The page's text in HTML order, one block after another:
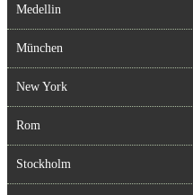
Medellin
München
New York
Rom
Stockholm